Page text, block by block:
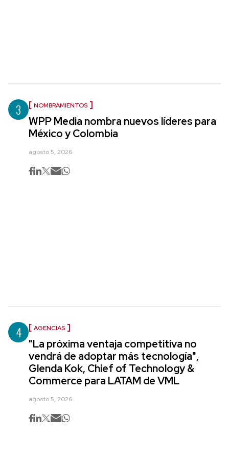
3 NOMBRAMIENTOS
WPP Media nombra nuevos líderes para
México y Colombia
agosto 5, 2026
4 AGENCIAS
"La próxima ventaja competitiva no
vendrá de adoptar más tecnología",
Glenda Kok, Chief of Technology &
Commerce para LATAM de VML
agosto 5, 2026